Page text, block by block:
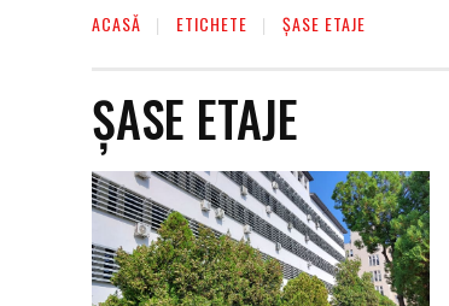
ACASĂ ETICHETE ȘASE ETAJE
ȘASE ETAJE